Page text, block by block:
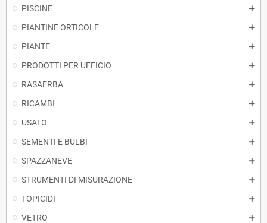
PISCINE
PIANTINE ORTICOLE
PIANTE
PRODOTTI PER UFFICIO
RASAERBA
RICAMBI
USATO
SEMENTI E BULBI
SPAZZANEVE
STRUMENTI DI MISURAZIONE
TOPICIDI
VETRO